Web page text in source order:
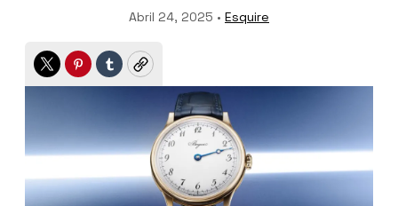
Abril 24, 2025 • Esquire
TwitterPinterest
TumblrCopy